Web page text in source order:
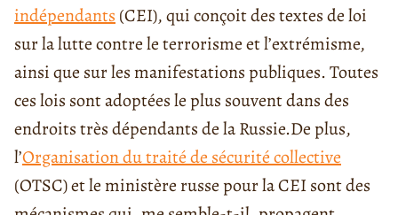
indépendants (CEI), qui conçoit des textes de loi
sur la lutte contre le terrorisme et l’extrémisme,
ainsi que sur les manifestations publiques. Toutes
ces lois sont adoptées le plus souvent dans des
endroits très dépendants de la Russie.De plus,
l’Organisation du traité de sécurité collective
(OTSC) et le ministère russe pour la CEI sont des